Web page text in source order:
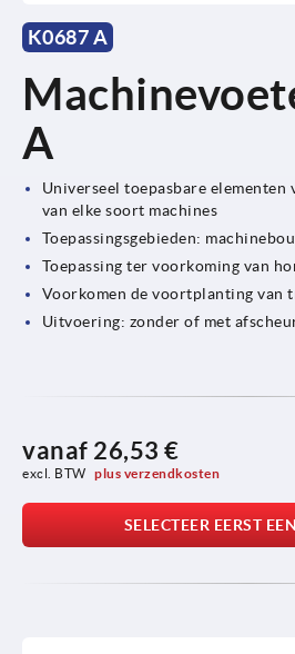
K0687 A
A
Universeel toepasbare elementen
van elke soort machines
Toepassingsgebieden:
Toepassing ter voorkoming van
Voorkomen de voortplanting van
Uitvoering: zonder of met
vanaf 26,53 €
excl. BTW plus verzendkosten
SELECTEER EERST